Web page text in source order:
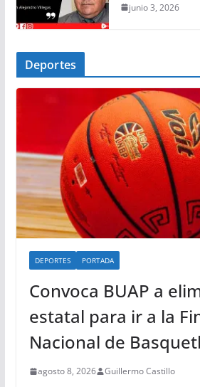
junio 3, 2026
Deportes
DEPORTES PORTADA
Convoca BUAP a
estatal para ir a la
Nacional de
agosto 8, 2026 Guillermo Castillo